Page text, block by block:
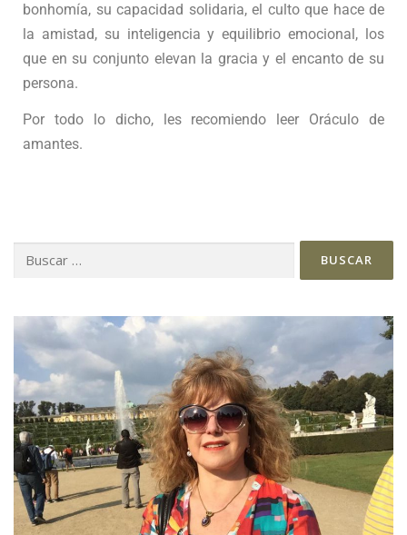
bonhomía, su capacidad solidaria, el culto que hace de
la amistad, su inteligencia y equilibrio emocional, los
que en su conjunto elevan la gracia y el encanto de su
persona.
Por todo lo dicho, les recomiendo leer Oráculo de
amantes.